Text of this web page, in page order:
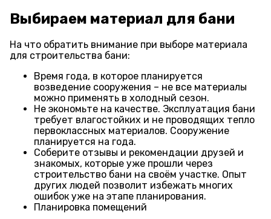
Выбираем материал для бани
На что обратить внимание при выборе материала
для строительства бани:
Время года, в которое планируется
возведение сооружения – не все материалы
можно применять в холодный сезон.
Не экономьте на качестве. Эксплуатация бани
требует влагостойких и не проводящих тепло
первоклассных материалов. Сооружение
планируется на года.
Соберите отзывы и рекомендации друзей и
знакомых, которые уже прошли через
строительство бани на своём участке. Опыт
других людей позволит избежать многих
ошибок уже на этапе планирования.
Планировка помещений